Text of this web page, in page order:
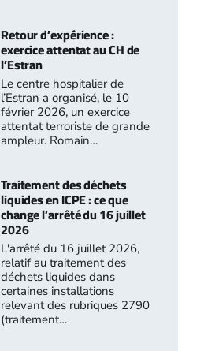
Retour d’expérience :
exercice attentat au CH de
l’Estran
Le centre hospitalier de
l’Estran a organisé, le 10
février 2026, un exercice
attentat terroriste de grande
ampleur. Romain…
Traitement des déchets
liquides en ICPE : ce que
change l’arrêté du 16 juillet
2026
L'arrêté du 16 juillet 2026,
relatif au traitement des
déchets liquides dans
certaines installations
relevant des rubriques 2790
(traitement…